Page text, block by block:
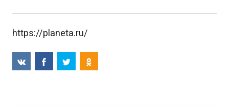
https://planeta.ru/